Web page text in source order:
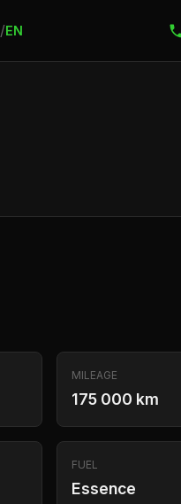
/EN
MILEAGE
175 000 km
FUEL
Essence